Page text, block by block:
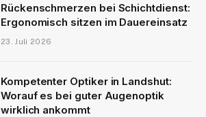
Rückenschmerzen bei Schichtdienst:
Ergonomisch sitzen im Dauereinsatz
23. Juli 2026
Kompetenter Optiker in Landshut:
Worauf es bei guter Augenoptik
wirklich ankommt